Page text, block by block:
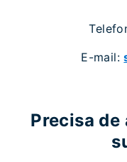
E-mail:
Precisa de